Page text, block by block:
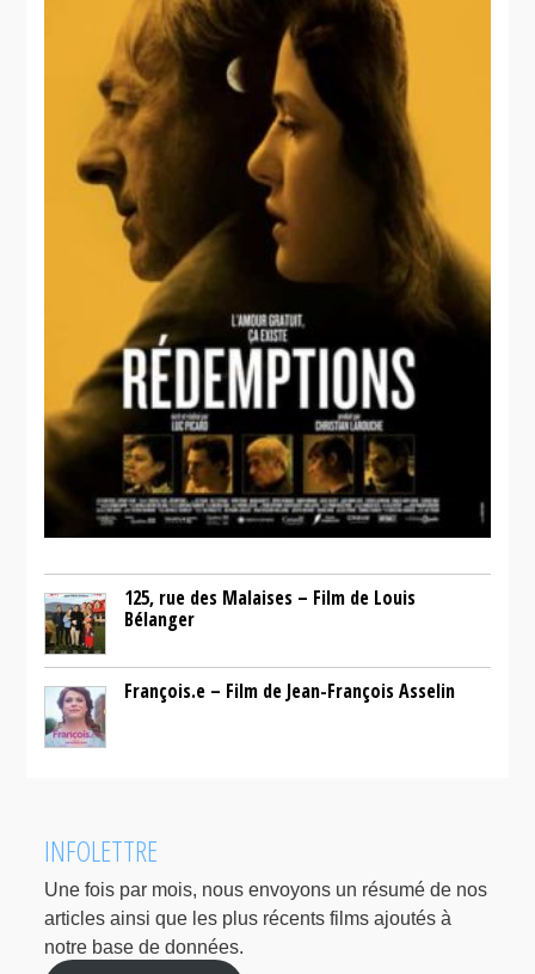
125, rue des Malaises – Film de Louis
Bélanger
François.e – Film de Jean-François Asselin
INFOLETTRE
Une fois par mois, nous envoyons un résumé de nos
articles ainsi que les plus récents films ajoutés à
notre base de données.